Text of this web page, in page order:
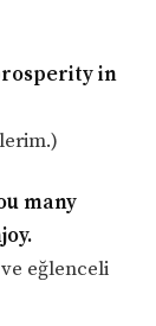
in
many
eğlenceli